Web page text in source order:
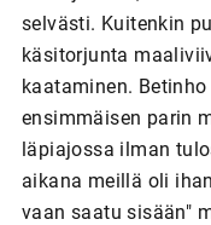
selvästi. Kuitenkin
käsitorjunta
kaataminen.
ensimmäisen parin
läpiajossa ilman
aikana meillä oli
vaan saatu sisään"